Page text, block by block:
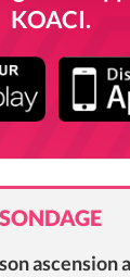
KOACI.
SONDAGE
ascension